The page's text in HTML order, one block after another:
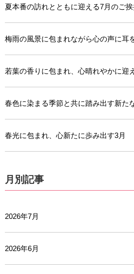
夏本番の訪れとともに迎える7月のご
梅雨の風景に包まれながら心の声に耳
若葉の香りに包まれ、心晴れやかに迎
春色に染まる季節と共に踏み出す新た
春光に包まれ、心新たに歩み出す3月
月別記事
2026年7月
2026年6月